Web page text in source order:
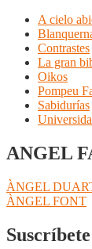
A cielo
Contrastes
La gran
Oikos
Pompeu
Sabidurías
ANGEL
de
entradas
Anterior:
ÀNGEL
Siguiente:
ÀNGEL FONT